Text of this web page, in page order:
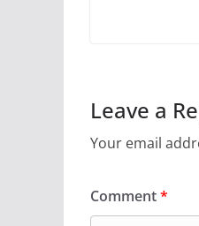
Leave a
Your email
Comment*